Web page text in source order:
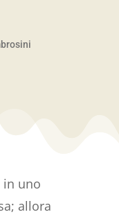
in uno
allora